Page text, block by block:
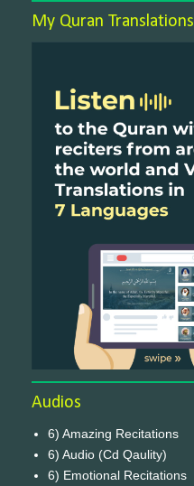
My Quran Translations
Audios
6) Amazing Recitations
6) Audio (Cd Qaulity)
6) Emotional Recitations